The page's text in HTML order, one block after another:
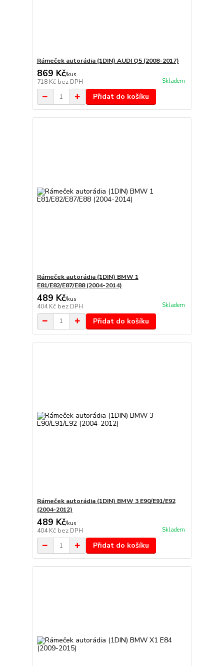
Rámeček autorádia (1DIN) AUDI Q5 (2008-2017)
869 Kč/kus
718 Kč bez DPH Skladem
Přidat do košíku
Rámeček autorádia (1DIN) BMW 1
E81/E82/E87/E88 (2004-2014)
489 Kč/kus
404 Kč bez DPH Skladem
Přidat do košíku
Rámeček autorádia (1DIN) BMW 3 E90/E91/E92
(2004-2012)
489 Kč/kus
404 Kč bez DPH Skladem
Přidat do košíku